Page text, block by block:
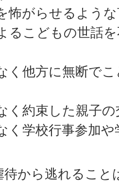
怖がらせるよう
るこどもの世話
く他方に無断で
く約束した親子
く学校行事参加
から逃れること